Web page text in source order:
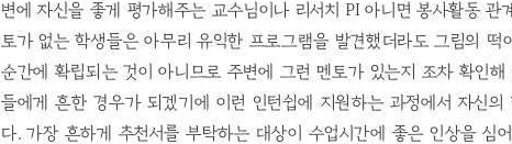
변에 자신을 좋게 평가해주는 교수님이나 리서치 PI 아니면 봉사활동
토가 없는 학생들은 아무리 유익한 프로그램을 발견했더라도 그림의 떡
순간에 확립되는 것이 아니므로 주변에 그런 멘토가 있는지 조차 확인
들에게 흔한 경우가 되겠기에 이런 인턴쉽에 지원하는 과정에서 자신
다. 가장 흔하게 추천서를 부탁하는 대상이 수업시간에 좋은 인상을 심